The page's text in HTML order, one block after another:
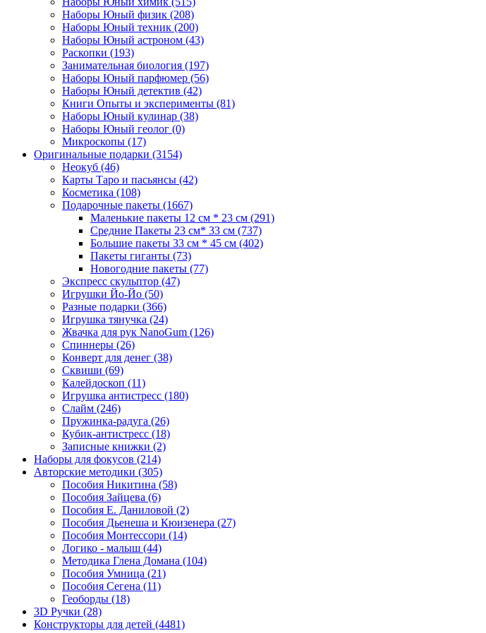
Наборы Юный физик (208)
Наборы Юный техник (200)
Наборы Юный астроном (43)
Раскопки (193)
Занимательная биология (197)
Наборы Юный парфюмер (56)
Наборы Юный детектив (42)
Книги Опыты и эксперименты (81)
Наборы Юный кулинар (38)
Наборы Юный геолог (0)
Микроскопы (17)
Оригинальные подарки (3154)
Неокуб (46)
Карты Таро и пасьянсы (42)
Косметика (108)
Подарочные пакеты (1667)
Маленькие пакеты 12 см * 23 см (291)
Средние Пакеты 23 см* 33 см (737)
Большие пакеты 33 см * 45 см (402)
Пакеты гиганты (73)
Новогодние пакеты (77)
Экспресс скульптор (47)
Игрушки Йо-Йо (50)
Разные подарки (366)
Игрушка тянучка (24)
Жвачка для рук NanoGum (126)
Спиннеры (26)
Конверт для денег (38)
Сквиши (69)
Калейдоскоп (11)
Игрушка антистресс (180)
Слайм (246)
Пружинка-радуга (26)
Кубик-антистресс (18)
Записные книжки (2)
Наборы для фокусов (214)
Авторские методики (305)
Пособия Никитина (58)
Пособия Зайцева (6)
Пособия Е. Даниловой (2)
Пособия Дьенеша и Кюизенера (27)
Пособия Монтессори (14)
Логико - малыш (44)
Методика Глена Домана (104)
Пособия Умница (21)
Пособия Сегена (11)
Геоборды (18)
3D Ручки (28)
Конструкторы для детей (4481)